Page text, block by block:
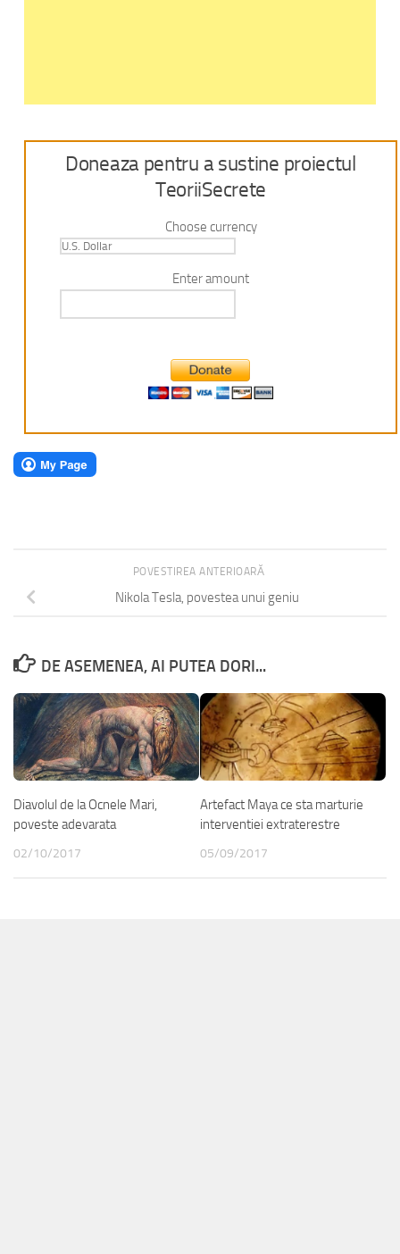
Doneaza pentru a sustine proiectul
TeoriiSecrete
Choose currency
Enter amount
POVESTIREA ANTERIOARĂ
Nikola Tesla, povestea unui geniu
DE ASEMENEA, AI PUTEA DORI...
Diavolul de la Ocnele Mari,
poveste adevarata
02/10/2017
Artefact Maya ce sta marturie
interventiei extraterestre
05/09/2017